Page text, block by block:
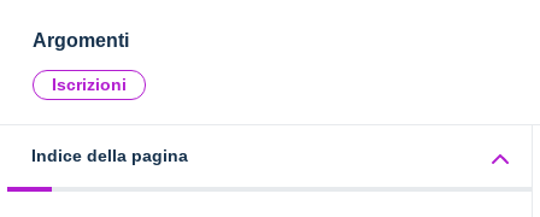
Argomenti
Iscrizioni
Indice della pagina